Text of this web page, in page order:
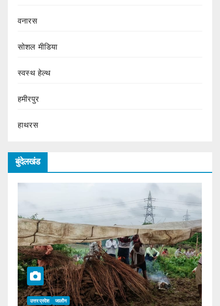
वनारस
सोशल मीडिया
स्वस्थ हेल्थ
हमीरपुर
हाथरस
बुंदेलखंड
उत्तर प्रदेश जालौन